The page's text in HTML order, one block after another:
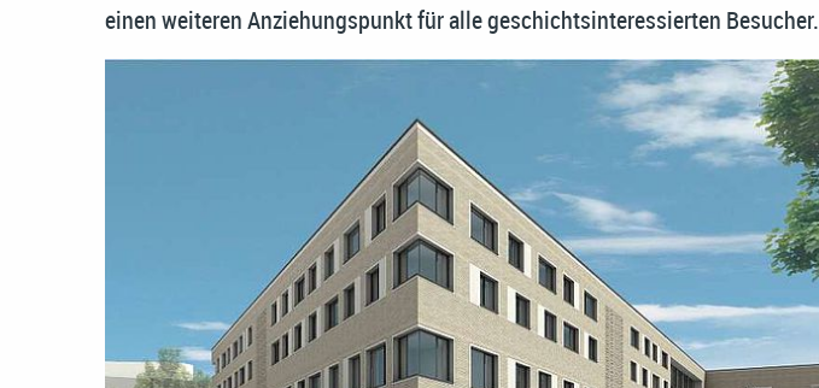
einen weiteren Anziehungspunkt für alle geschichtsinteressierten Besucher.